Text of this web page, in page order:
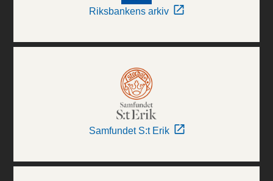
Riksbankens arkiv
Samfundet S:t Erik